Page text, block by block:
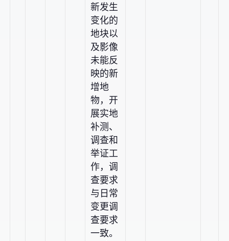
新发生
变化的
地块以
及影像
未能反
映的新
增地
物，开
展实地
补测、
调查和
举证工
作，调
查要求
与日常
变更调
查要求
一致。